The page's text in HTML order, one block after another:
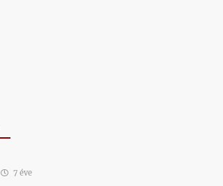
7 éve